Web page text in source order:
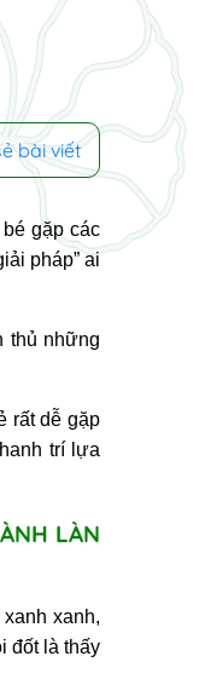
bài viết
gặp các
pháp” ai
thủ những
rất dễ gặp
trí lựa
LÀN
xanh,
đốt là thấy